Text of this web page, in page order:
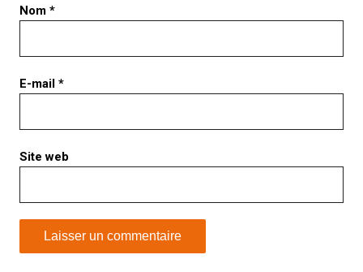
Nom *
E-mail *
Site web